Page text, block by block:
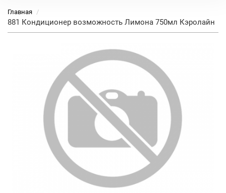
Главная
881 Кондиционер возможность Лимона 750мл Кэролайн